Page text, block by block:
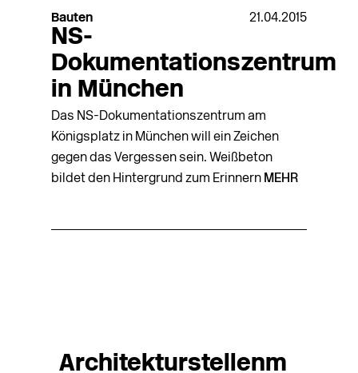
Bauten 21.04.2015
NS-
Dokumentationszentrum
in München
Das NS-Dokumentationszentrum am
Königsplatz in München will ein Zeichen
gegen das Vergessen sein. Weißbeton
bildet den Hintergrund zum Erinnern MEHR
Architekturstellenm